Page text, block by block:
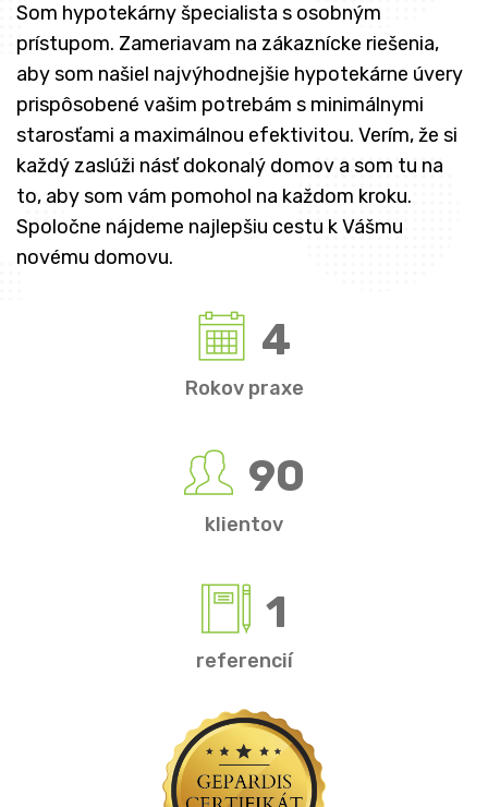
Som hypotekárny špecialista s osobným
prístupom. Zameriavam na zákaznícke riešenia,
aby som našiel najvýhodnejšie hypotekárne úvery
prispôsobené vašim potrebám s minimálnymi
starosťami a maximálnou efektivitou. Verím, že si
každý zaslúži násť dokonalý domov a som tu na
to, aby som vám pomohol na každom kroku.
Spoločne nájdeme najlepšiu cestu k Vášmu
novému domovu.
4
Rokov praxe
90
klientov
1
referencií